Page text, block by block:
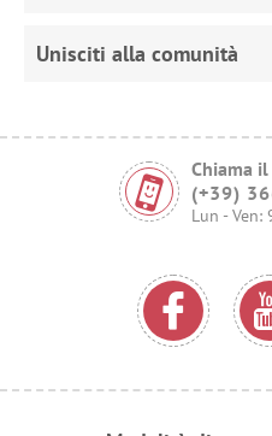
Unisciti alla comunità
Chiama
(+39)
Lun - Ven: